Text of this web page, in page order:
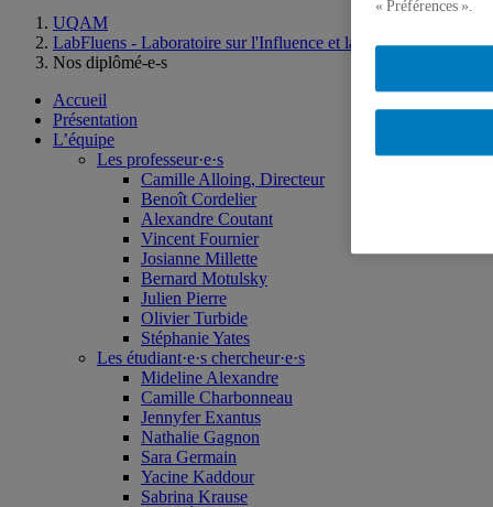
UQAM
LabFluens - Laboratoire sur l'Influence et la Communication
Nos diplômé-e-s
Accueil
Présentation
L’équipe
Les professeur·e·s
Camille Alloing, Directeur
Benoît Cordelier
Alexandre Coutant
Vincent Fournier
Josianne Millette
Bernard Motulsky
Julien Pierre
Olivier Turbide
Stéphanie Yates
Les étudiant·e·s chercheur·e·s
Mideline Alexandre
Camille Charbonneau
Jennyfer Exantus
Nathalie Gagnon
Sara Germain
Yacine Kaddour
Sabrina Krause
« Préférences ».